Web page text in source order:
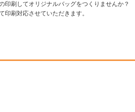
印刷してオリジナルバッグをつくりませんか？
刷対応させていただきます。